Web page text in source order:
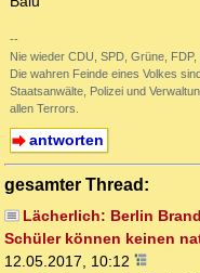
--
Nie wieder CDU, SPD, Grüne, FDP,
Die wahren Feinde eines Volkes
Staatsanwälte, Polizei und
allen Terrors.
antworten
gesamter Thread:
Lächerlich: Berlin
Schüler können keinen
12.05.2017, 10:12